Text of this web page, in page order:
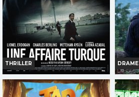
TOUT PUBLIC
THRILLER
UNE AFFAIRE TURQUE
DRAME